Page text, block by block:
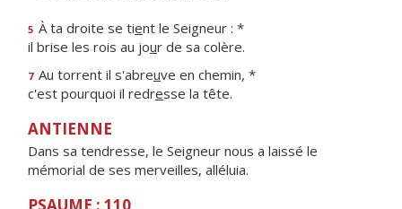
5 À ta droite se tient le Seigneur : *
il brise les rois au jour de sa colère.
7 Au torrent il s'abreuve en chemin, *
c'est pourquoi il redresse la tête.
ANTIENNE
Dans sa tendresse, le Seigneur nous a laissé le
mémorial de ses merveilles, alléluia.